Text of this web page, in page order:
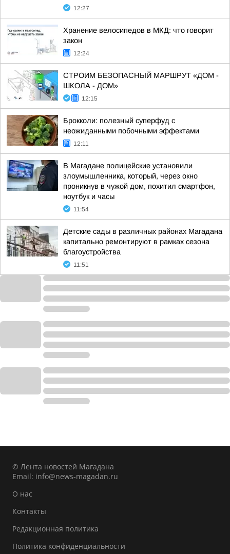
12:27
Хранение велосипедов в МКД: что говорит
закон
12:24
СТРОИМ БЕЗОПАСНЫЙ МАРШРУТ «ДОМ -
ШКОЛА - ДОМ»
12:15
Брокколи: полезный суперфуд с
неожиданными побочными эффектами
12:11
В Магадане полицейские установили
злоумышленника, который, через окно
проникнув в чужой дом, похитил смартфон,
ноутбук и часы
11:54
Детские сады в различных районах Магадана
капитально ремонтируют в рамках сезона
благоустройства
11:51
© Лента новостей Магадана
Email: info@news-magadan.ru
О нас
Контакты
Редакционная политика
Политика конфиденциальности